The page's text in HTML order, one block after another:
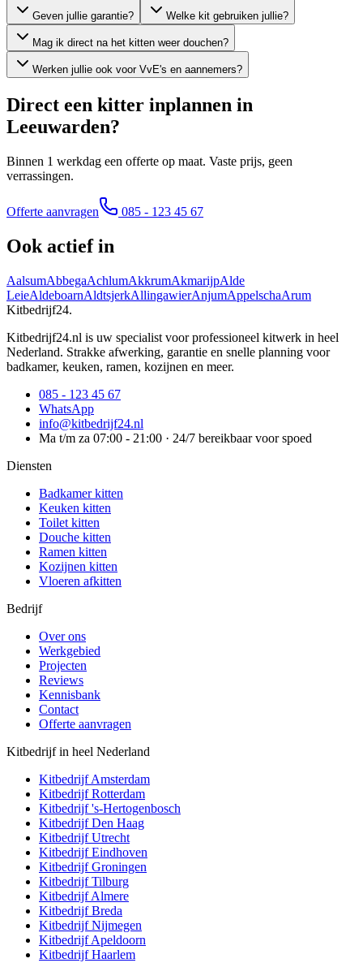
Geven jullie garantie? Welke kit gebruiken jullie?
Mag ik direct na het kitten weer douchen?
Werken jullie ook voor VvE's en aannemers?
Direct een kitter inplannen in
Leeuwarden?
Binnen 1 werkdag een offerte op maat. Vaste prijs, geen
verrassingen.
Offerte aanvragen 085 - 123 45 67
Ook actief in
AalsumAbbegaAchlumAkkrumAkmarijpAlde
LeieAldeboarnAldtsjerkAllingawierAnjumAppelschaArum
Kitbedrijf24.
Kitbedrijf24.nl is uw specialist voor professioneel kitwerk in heel
Nederland. Strakke afwerking, garantie en snelle planning voor
badkamer, keuken, ramen, kozijnen en meer.
085 - 123 45 67
WhatsApp
info@kitbedrijf24.nl
Ma t/m za 07:00 - 21:00 · 24/7 bereikbaar voor spoed
Diensten
Badkamer kitten
Keuken kitten
Toilet kitten
Douche kitten
Ramen kitten
Kozijnen kitten
Vloeren afkitten
Bedrijf
Over ons
Werkgebied
Projecten
Reviews
Kennisbank
Contact
Offerte aanvragen
Kitbedrijf in heel Nederland
KitbedrijfAmsterdam
KitbedrijfRotterdam
Kitbedrijf's-Hertogenbosch
KitbedrijfDen Haag
KitbedrijfUtrecht
KitbedrijfEindhoven
KitbedrijfGroningen
KitbedrijfTilburg
KitbedrijfAlmere
KitbedrijfBreda
KitbedrijfNijmegen
KitbedrijfApeldoorn
KitbedrijfHaarlem